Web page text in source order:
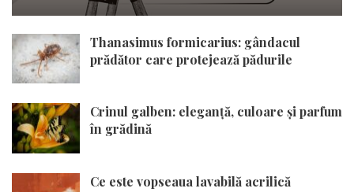
Thanasimus formicarius: gândacul
prădător care protejează pădurile
Crinul galben: eleganță, culoare și parfum
în grădină
Ce este vopseaua lavabilă acrilică